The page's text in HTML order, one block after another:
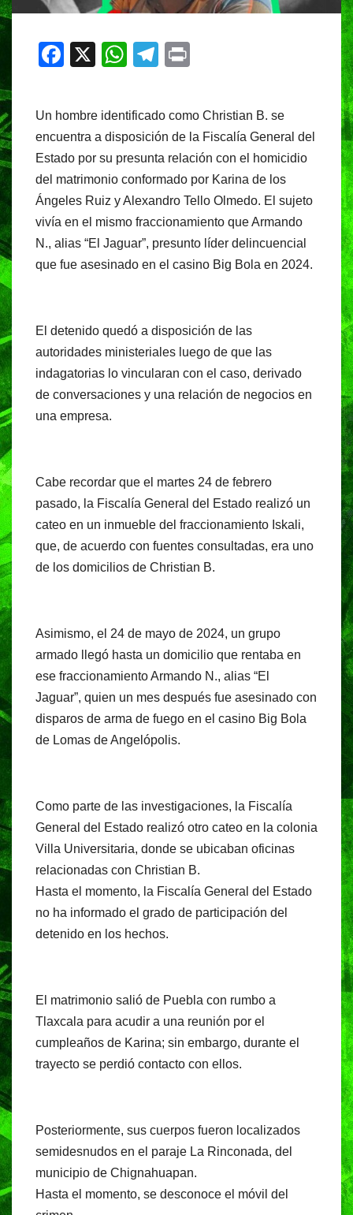
F
e
b
o
o
k
X
W
at
s
A
p
p
T
gr
a
m
Un hombre identificado como Christian B. se
encuentra a disposición de la Fiscalía General del
Estado por su presunta relación con el homicidio
del matrimonio conformado por Karina de los
Ángeles Ruiz y Alexandro Tello Olmedo. El sujeto
vivía en el mismo fraccionamiento que Armando
N., alias “El Jaguar”, presunto líder delincuencial
que fue asesinado en el casino Big Bola en 2024.
El detenido quedó a disposición de las
autoridades ministeriales luego de que las
indagatorias lo vincularan con el caso, derivado
de conversaciones y una relación de negocios en
una empresa.
Cabe recordar que el martes 24 de febrero
pasado, la Fiscalía General del Estado realizó un
cateo en un inmueble del fraccionamiento Iskali,
que, de acuerdo con fuentes consultadas, era uno
de los domicilios de Christian B.
Asimismo, el 24 de mayo de 2024, un grupo
armado llegó hasta un domicilio que rentaba en
ese fraccionamiento Armando N., alias “El
Jaguar”, quien un mes después fue asesinado con
disparos de arma de fuego en el casino Big Bola
de Lomas de Angelópolis.
Como parte de las investigaciones, la Fiscalía
General del Estado realizó otro cateo en la colonia
Villa Universitaria, donde se ubicaban oficinas
relacionadas con Christian B.
Hasta el momento, la Fiscalía General del Estado
no ha informado el grado de participación del
detenido en los hechos.
El matrimonio salió de Puebla con rumbo a
Tlaxcala para acudir a una reunión por el
cumpleaños de Karina; sin embargo, durante el
trayecto se perdió contacto con ellos.
Posteriormente, sus cuerpos fueron localizados
semidesnudos en el paraje La Rinconada, del
municipio de Chignahuapan.
Hasta el momento, se desconoce el móvil del